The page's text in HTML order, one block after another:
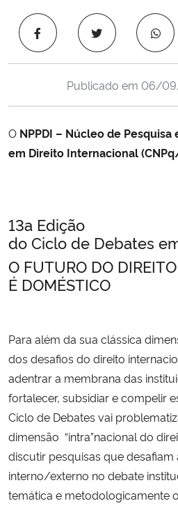
Ministério da Saúde
Ministério de Minas e Energia
Ministério da Ciência, Tecnologia,
Ministério do Meio Ambiente
Controladoria-Geral da União
Ministério da Mulher, da Família e dos
Secretaria de Governo
Gabinete de Segurança Institucional
Advocacia-Geral da União
Banco Central do Brasil
Publicado em 06/
O NPPDI – Núcleo de Pesquisa
em Direito Internacional
13a Edição
do Ciclo de Debates
O FUTURO DO
É DOMÉSTICO
Para além da sua clássica
dos desafios do direito
adentrar a membrana das
fortalecer, subsidiar e compelir
Ciclo de Debates vai
dimensão “intra”nacional do
discutir pesquisas que desafiam
interno/externo no debate
temática e metodologicamente